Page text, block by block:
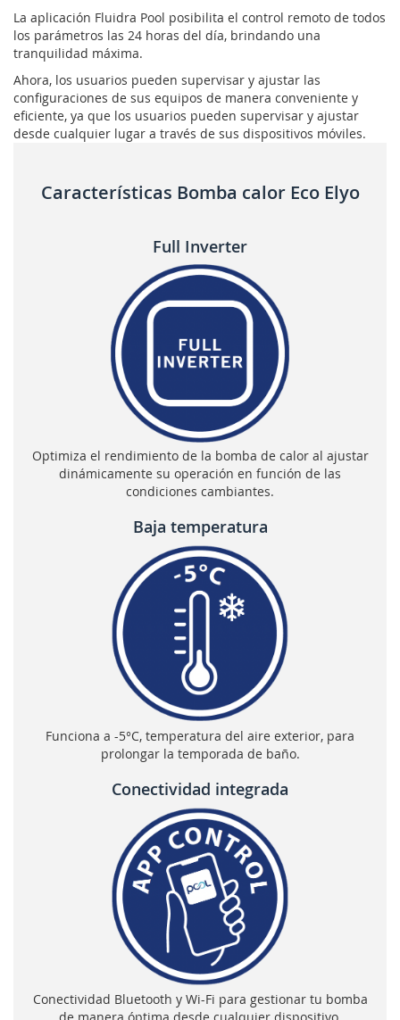
La aplicación Fluidra Pool posibilita el control remoto de todos
los parámetros las 24 horas del día, brindando una
tranquilidad máxima.
Ahora, los usuarios pueden supervisar y ajustar las
configuraciones de sus equipos de manera conveniente y
eficiente, ya que los usuarios pueden supervisar y ajustar
desde cualquier lugar a través de sus dispositivos móviles.
Características Bomba calor Eco Elyo
Full Inverter
Optimiza el rendimiento de la bomba de calor al ajustar
dinámicamente su operación en función de las
condiciones cambiantes.
Baja temperatura
Funciona a -5°C, temperatura del aire exterior, para
prolongar la temporada de baño.
Conectividad integrada
Conectividad Bluetooth y Wi-Fi para gestionar tu bomba